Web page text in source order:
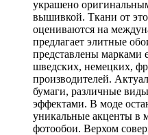
украшено
вышивкой. Ткани от
оцениваются на
предлагает элитные
представлены марками
шведских, немецких,
производителей.
бумаги, различные
эффектами. В моде
уникальные акценты в
фотообои. Верхом